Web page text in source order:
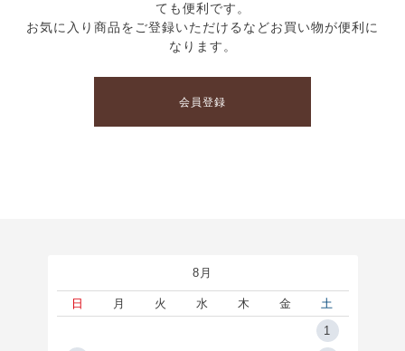
ても便利です。
お気に入り商品をご登録いただけるなどお買い物が便利に
なります。
会員登録
8月
日 月 火 水 木 金
土
1